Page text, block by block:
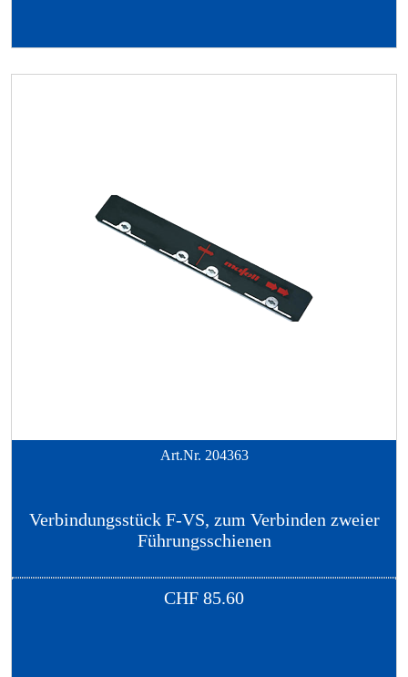
Art.Nr. 204363
Verbindungsstück F-VS, zum Verbinden zweier
Führungsschienen
CHF 85.60